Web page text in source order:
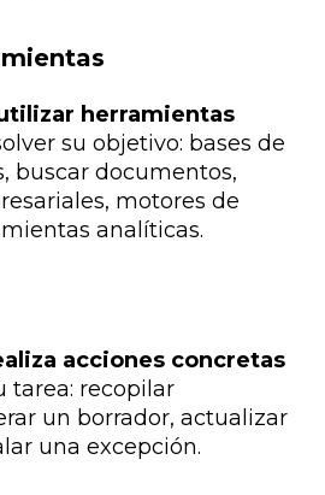
herramientas
su objetivo: bases de
buscar documentos,
motores de
analíticas.
acciones concretas
tarea: recopilar
un borrador, actualizar
una excepción.